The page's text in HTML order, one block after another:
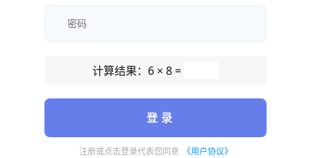
计算结果：6 × 8 =
登 录
注册或点击登录代表您同意 《用户协议》